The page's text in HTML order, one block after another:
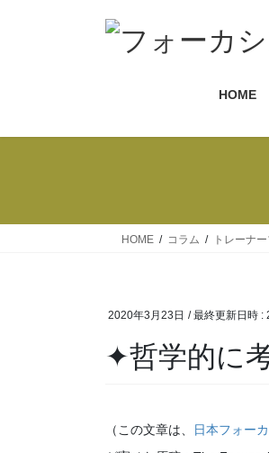
ス
ン
HOME
HOME コラム トレーナ
2020年3月23日 / 最終更新日時 :
✦哲学的に
（この文章は、 日本フォー